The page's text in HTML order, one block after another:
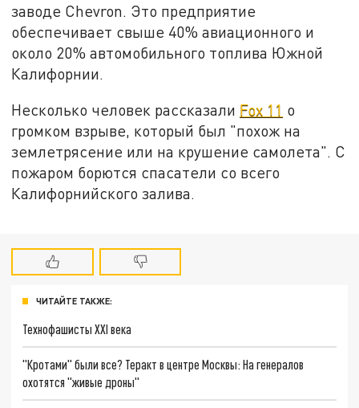
заводе Chevron. Это предприятие
обеспечивает свыше 40% авиационного и
около 20% автомобильного топлива Южной
Калифорнии.
Несколько человек рассказали Fox 11 о
громком взрыве, который был "похож на
землетрясение или на крушение самолета". С
пожаром борются спасатели со всего
Калифорнийского залива.
ЧИТАЙТЕ ТАКЖЕ:
Технофашисты XXI века
"Кротами" были все? Теракт в центре Москвы: На генералов
охотятся "живые дроны"